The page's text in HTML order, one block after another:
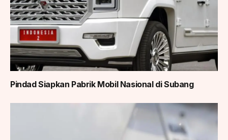
Pindad Siapkan Pabrik Mobil Nasional di Subang